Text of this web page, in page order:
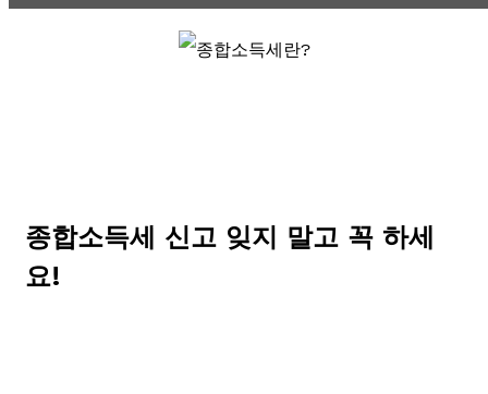
종합소득세 신고 잊지 말고 꼭 하세
요!